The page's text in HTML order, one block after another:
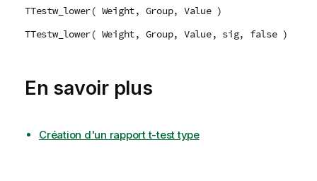
TTestw_lower( Weight, Group, Value )
TTestw_lower( Weight, Group, Value, sig, false )
En savoir plus
Création d'un rapport t-test type